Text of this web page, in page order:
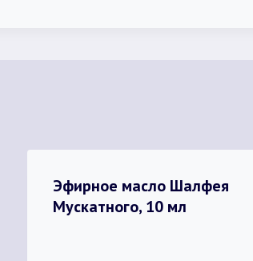
Эфирное масло Шалфея
Мускатного, 10 мл